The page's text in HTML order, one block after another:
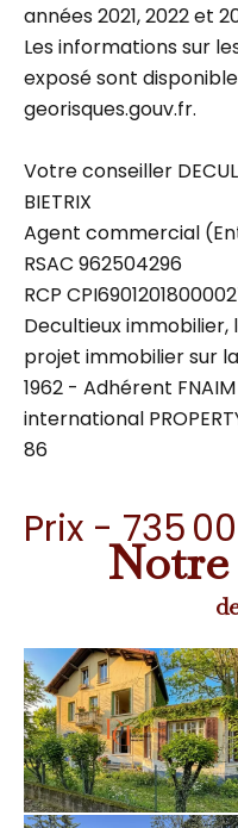
années 2021, 2022 et
Les informations sur
exposé sont
georisques.gouv.fr.
Votre conseiller
BIETRIX
Agent commercial
RSAC 962504296
RCP
Decultieux
projet immobilier sur
1962 - Adhérent
international
86
Prix - 735